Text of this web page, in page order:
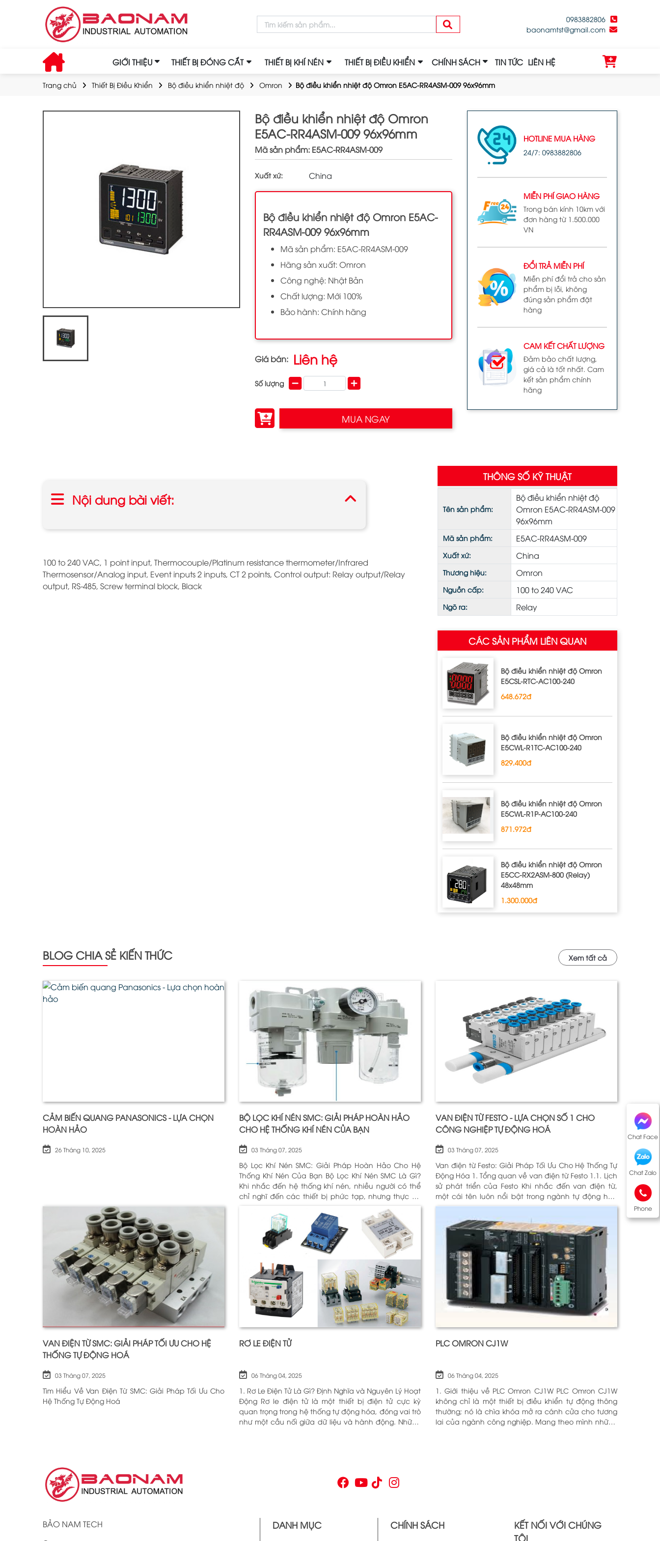
0983882806
baonamtst@gmail.com
GIỚI THIỆU THIẾT BỊ ĐÓNG CẮT THIẾT BỊ KHÍ NÉN THIẾT BỊ ĐIỀU KHIỂN CHÍNH SÁCH TIN TỨC LIÊN HỆ
Chat Face
Chat Zalo
Phone
Trang chủ Thiết Bị Điều Khiển Bộ điều khiển nhiệt độ Omron Bộ điều khiển nhiệt độ Omron E5AC-RR4ASM-009 96x96mm
Bộ điều khiển nhiệt độ Omron
E5AC-RR4ASM-009 96x96mm
Mã sản phẩm: E5AC-RR4ASM-009
Xuất xứ: China
Bộ điều khiển nhiệt độ Omron E5AC-
RR4ASM-009 96x96mm
Mã sản phẩm: E5AC-RR4ASM-009
Hãng sản xuất: Omron
Công nghệ: Nhật Bản
Chất lượng: Mới 100%
Bảo hành: Chính hãng
Giá bán: Liên hệ
Số lượng
MUA NGAY
HOTLINE MUA HÀNG
24/7: 0983882806
MIỄN PHÍ GIAO HÀNG
Trong bán kính 10km với
đơn hàng từ 1.500.000
VN
ĐỔI TRẢ MIỄN PHÍ
Miễn phí đổi trả cho sản
phẩm bị lỗi, không
đúng sản phẩm đặt
hàng
CAM KẾT CHẤT LƯỢNG
Đảm bảo chất lượng,
giá cả là tốt nhất. Cam
kết sản phẩm chính
hãng
Nội dung bài viết:
100 to 240 VAC, 1 point input, Thermocouple/Platinum resistance thermometer/Infrared
Thermosensor/Analog input, Event inputs 2 inputs, CT 2 points, Control output: Relay output/Relay
output, RS-485, Screw terminal block, Black
THÔNG SỐ KỸ THUẬT
Tên sản phẩm:
Bộ điều khiển nhiệt độ
Omron E5AC-RR4ASM-009
96x96mm
Mã sản phẩm: E5AC-RR4ASM-009
Xuất xứ: China
Thương hiệu: Omron
Nguồn cấp: 100 to 240 VAC
Ngõ ra: Relay
CÁC SẢN PHẨM LIÊN QUAN
Bộ điều khiển nhiệt độ Omron
E5CSL‐RTC‐AC100‐240
648.672đ
Bộ điều khiển nhiệt độ Omron
E5CWL‐R1TC‐AC100‐240
829.400đ
Bộ điều khiển nhiệt độ Omron
E5CWL‐R1P‐AC100‐240
871.972đ
Bộ điều khiển nhiệt độ Omron
E5CC-RX2ASM-800 (Relay)
48x48mm
1.300.000đ
BLOG CHIA SẺ KIẾN THỨC
CẢM BIẾN QUANG PANASONICS - LỰA CHỌN
HOÀN HẢO
26 Tháng 10, 2025
BỘ LỌC KHÍ NÉN SMC: GIẢI PHÁP HOÀN HẢO
CHO HỆ THỐNG KHÍ NÉN CỦA BẠN
03 Tháng 07, 2025
Bộ Lọc Khí Nén SMC: Giải Pháp Hoàn Hảo Cho Hệ
Thống Khí Nén Của Bạn Bộ Lọc Khí Nén SMC Là Gì?
Khi nhắc đến hệ thống khí nén, nhiều người có thể
chỉ nghĩ đến các thiết bị phức tạp, nhưng thực sự,
đảm bảo h
VAN ĐIỆN TỪ FESTO - LỰA CHỌN SỐ 1 CHO
CÔNG NGHIỆP TỰ ĐỘNG HOÁ
03 Tháng 07, 2025
Van điện từ Festo: Giải Pháp Tối Ưu Cho Hệ Thống Tự
Động Hóa 1. Tổng quan về van điện từ Festo 1.1. Lịch
sử phát triển của Festo Khi nhắc đến van điện từ,
một cái tên luôn nổi bật trong ngành tự động hóa
chính là Festo. Được thành lập vào năm 1925 tại
Đức, Festo đã trải qua hơn
VAN ĐIỆN TỪ SMC: GIẢI PHÁP TỐI ƯU CHO HỆ
THỐNG TỰ ĐỘNG HOÁ
03 Tháng 07, 2025
Tìm Hiểu Về Van Điện Từ SMC: Giải Pháp Tối Ưu Cho
Hệ Thống Tự Động Hoá
RƠ LE ĐIỆN TỬ
06 Tháng 04, 2025
1. Rơ Le Điện Tử Là Gì? Định Nghĩa và Nguyên Lý Hoạt
Động Rơ le điện tử là một thiết bị điện tử cực kỳ
quan trọng trong hệ thống tự động hóa, đóng vai trò
như một cầu nối giữa dữ liệu và hành động. Những
nghệ hiện đại, rơ le điện tử có khả năng xử lý và
PLC OMRON CJ1W
06 Tháng 04, 2025
1. Giới thiệu về PLC Omron CJ1W PLC Omron CJ1W
không chỉ là một thiết bị điều khiển tự động thông
thường; nó là chìa khóa mở ra cánh cửa cho tương
lai của ngành công nghiệp. Mang theo mình những
việc của mình.
Xem tất cả
BẢO NAM TECH
DANH MỤC CHÍNH SÁCH
KẾT NỐI VỚI CHÚNG
TÔI